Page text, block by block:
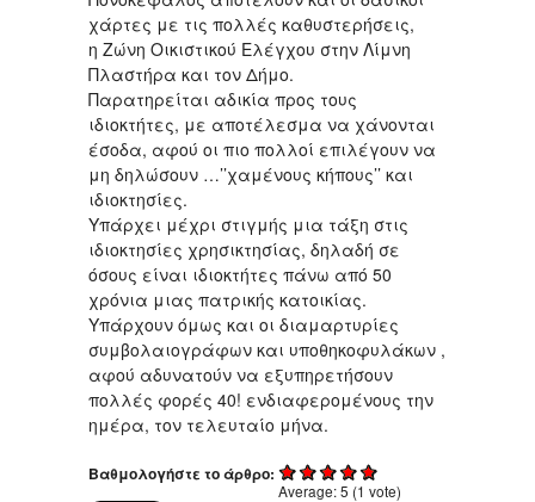
χάρτες με τις πολλές καθυστερήσεις,
η Ζώνη Οικιστικού Ελέγχου στην Λίμνη
Πλαστήρα και τον Δήμο.
Παρατηρείται αδικία προς τους
ιδιοκτήτες, με αποτέλεσμα να χάνονται
έσοδα, αφού οι πιο πολλοί επιλέγουν να
μη δηλώσουν …’’χαμένους κήπους’’ και
ιδιοκτησίες.
Υπάρχει μέχρι στιγμής μια τάξη στις
ιδιοκτησίες χρησικτησίας, δηλαδή σε
όσους είναι ιδιοκτήτες πάνω από 50
χρόνια μιας πατρικής κατοικίας.
Υπάρχουν όμως και οι διαμαρτυρίες
συμβολαιογράφων και υποθηκοφυλάκων ,
αφού αδυνατούν να εξυπηρετήσουν
πολλές φορές 40! ενδιαφερομένους την
ημέρα, τον τελευταίο μήνα.
Βαθμολογήστε το άρθρο:
Average:5 (1 vote)